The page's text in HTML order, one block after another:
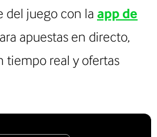
del juego con la app de
apuestas en directo,
tiempo real y ofertas